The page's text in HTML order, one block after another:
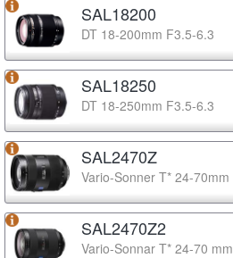
SAL18200
DT 18-200mm F3.5-6.3
SAL18250
DT 18-250mm F3.5-6.3
SAL2470Z
Vario-Sonner T* 24-70mm
SAL2470Z2
Vario-Sonnar T* 24-70